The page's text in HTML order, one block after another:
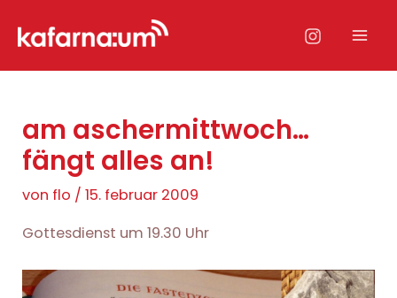
Inhalt
am aschermittwoch…
fängt alles an!
von flo /15. februar 2009
Gottesdienst um 19.30 Uhr